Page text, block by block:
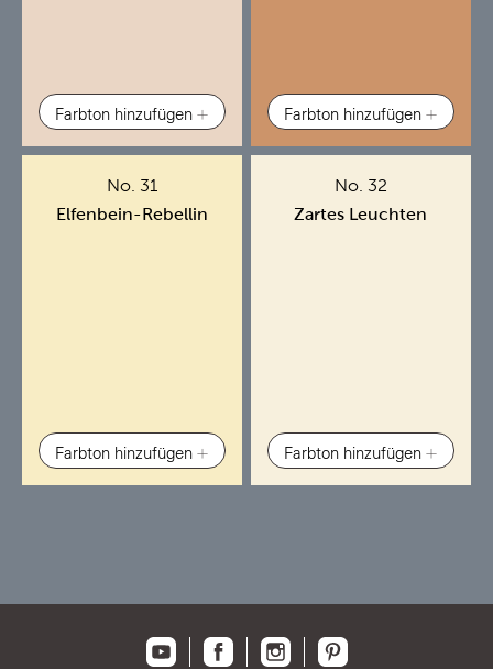
Farbton hinzufügen Farbton hinzufügen
No. 31
Elfenbein-Rebellin
Farbton hinzufügen
No. 32
Zartes Leuchten
Farbton hinzufügen